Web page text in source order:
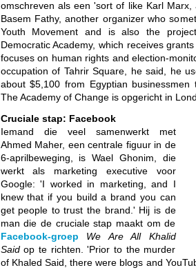
omschreven als een 'sort of like Karl
Basem Fathy, another organizer who
Youth Movement and is also the
Democratic Academy, which receives
focuses on human rights and election-
occupation of Tahrir Square, he said, he
about $5,100 from Egyptian
The Academy of Change is opgericht in
Cruciale stap: Facebook
Iemand die veel samenwerkt met
Ahmed Maher, een centrale figuur in de
6-aprilbeweging, is Wael Ghonim, die
werkt als marketing executive voor
Google: 'I worked in marketing, and I
knew that if you build a brand you can
get people to trust the brand.' Hij is de
man die de cruciale stap maakt om de
Facebook-groep
We Are All Khalid
Saidop te richten. 'Prior to the murder
of Khaled Said, there were blogs and